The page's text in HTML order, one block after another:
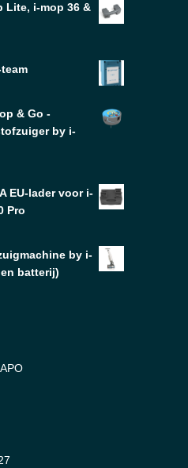
Lite, i-mop 36 &
& Go -
by i-
EU-lader voor i-
Pro
by i-
batterij)